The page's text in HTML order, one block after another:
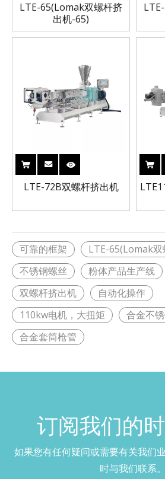
LTE-65(Lomak双螺杆挤
出机-65)
LTE-72B双螺杆挤出机
可靠的框架
LTE-65(Lomak
不锈钢螺丝
粉体产品生产线
双螺杆挤出机
自动化操作
110kw电机，大扭矩
合金不
合金套筒枪管
订阅我们的
如果您有任何疑问或需要有关我们
时与我们联系。